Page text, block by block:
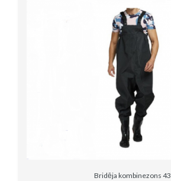
Bridēja kombinezons 43